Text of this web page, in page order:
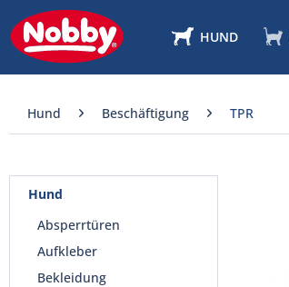
HUND
Hund Beschäftigung TPR
Hund
Absperrtüren
Aufkleber
Bekleidung